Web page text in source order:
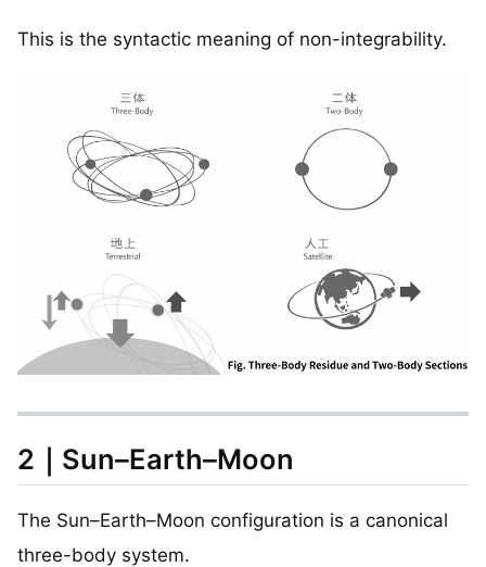
This is the syntactic meaning of non-integrability.
2｜Sun–Earth–Moon
The Sun–Earth–Moon configuration is a canonical
three-body system.